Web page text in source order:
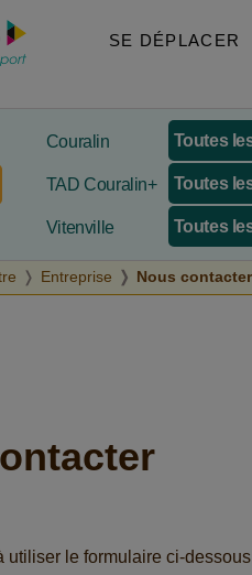
SE DÉPLACER
Couralin Toutes
TAD Couralin+ Toutes
Vitenville Toutes
Entreprise Nous contacter
utiliser le formulaire ci-